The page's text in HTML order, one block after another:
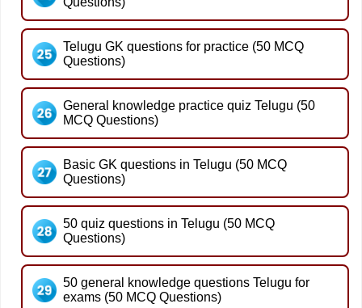
Telugu GK questions for practice (50 MCQ
Questions)
General knowledge practice quiz Telugu (50
MCQ Questions)
Basic GK questions in Telugu (50 MCQ
Questions)
50 quiz questions in Telugu (50 MCQ
Questions)
50 general knowledge questions Telugu for
exams (50 MCQ Questions)